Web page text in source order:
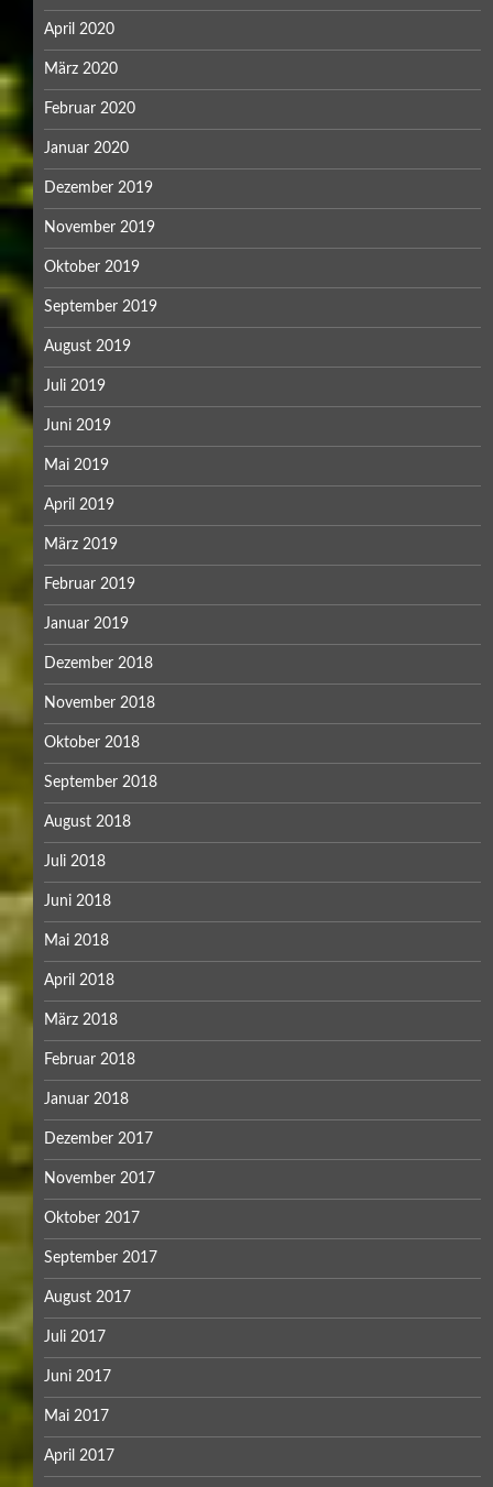
April 2020
März 2020
Februar 2020
Januar 2020
Dezember 2019
November 2019
Oktober 2019
September 2019
August 2019
Juli 2019
Juni 2019
Mai 2019
April 2019
März 2019
Februar 2019
Januar 2019
Dezember 2018
November 2018
Oktober 2018
September 2018
August 2018
Juli 2018
Juni 2018
Mai 2018
April 2018
März 2018
Februar 2018
Januar 2018
Dezember 2017
November 2017
Oktober 2017
September 2017
August 2017
Juli 2017
Juni 2017
Mai 2017
April 2017